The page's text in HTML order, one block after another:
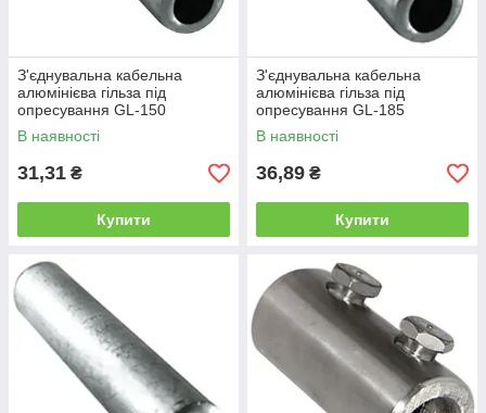
З'єднувальна кабельна
алюмінієва гільза під
опресування GL-150
В наявності
31,31 ₴
Купити
З'єднувальна кабельна
алюмінієва гільза під
опресування GL-185
В наявності
36,89 ₴
Купити